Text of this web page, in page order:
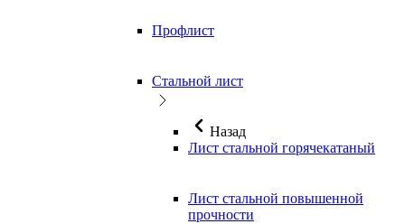
Профлист
Стальной лист
Назад
Лист стальной горячекатаный
Лист стальной повышенной
прочности